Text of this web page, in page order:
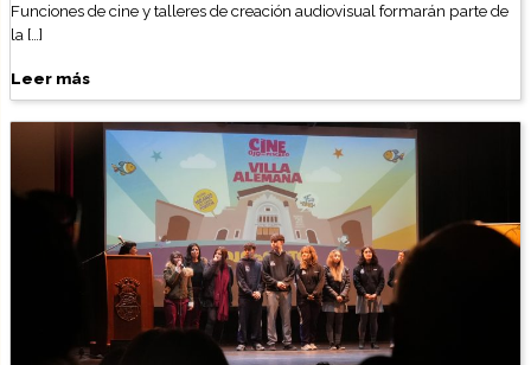
Funciones de cine y talleres de creación audiovisual formarán parte de
la […]
Leer más